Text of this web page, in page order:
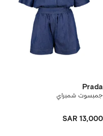
Prada
جمبسوت شمبراي
SAR 13,000